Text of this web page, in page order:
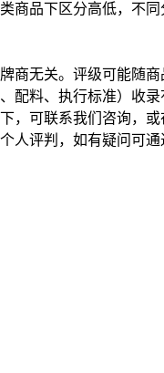
商品下区分高低，不
商无关。评级可能随商
配料、执行标准）收
，可联系我们咨询，
人评判，如有疑问可通